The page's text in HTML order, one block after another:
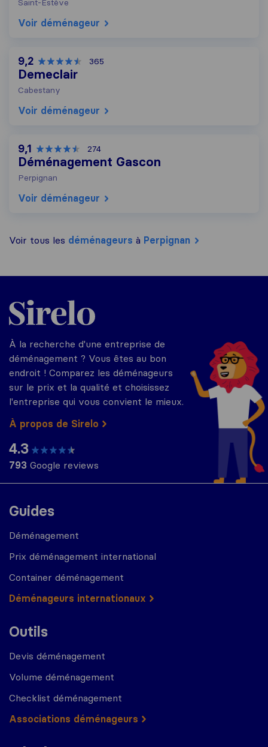
Saint-Estève
Voir déménageur
9,2 365
Demeclair
Cabestany
Voir déménageur
9,1 274
Déménagement Gascon
Perpignan
Voir déménageur
Voir tous les déménageurs à Perpignan
Guides
Déménagement
Prix déménagement international
Container déménagement
Déménageurs internationaux
Outils
Devis déménagement
Volume déménagement
Checklist déménagement
Associations déménageurs
Sirelo.fr
À la recherche d'une entreprise de
déménagement ? Vous êtes au bon
endroit ! Comparez les déménageurs
sur le prix et la qualité et choisissez
l'entreprise qui vous convient le mieux.
À propos de Sirelo
4.3
793 Google reviews